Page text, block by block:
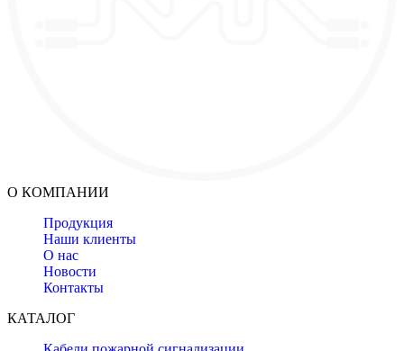
О КОМПАНИИ
Продукция
Наши клиенты
О нас
Новости
Контакты
КАТАЛОГ